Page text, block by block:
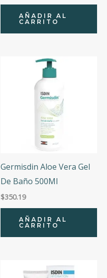
AÑADIR AL
CARRITO
Germisdin Aloe Vera Gel
De Baño 500Ml
$350.19
AÑADIR AL
CARRITO